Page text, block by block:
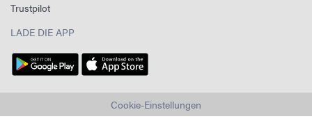
Trustpilot
LADE DIE APP
Cookie-Einstellungen